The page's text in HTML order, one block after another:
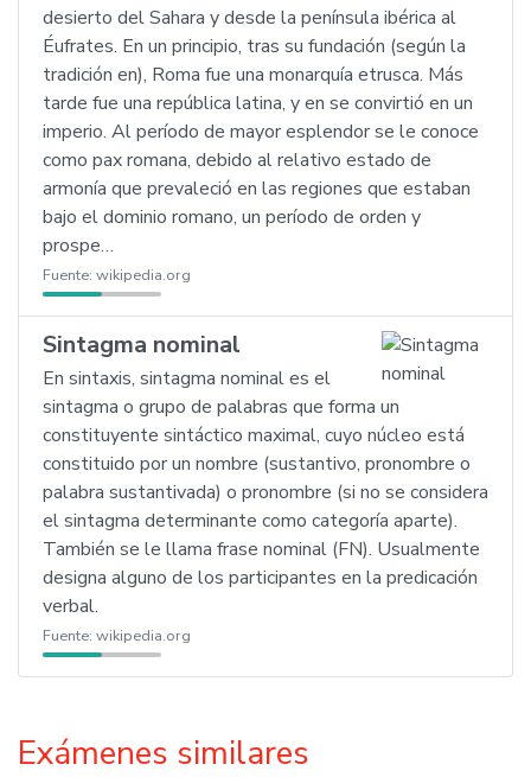
desierto del Sahara y desde la península ibérica al
Éufrates. En un principio, tras su fundación (según la
tradición en), Roma fue una monarquía etrusca. Más
tarde fue una república latina, y en se convirtió en un
imperio. Al período de mayor esplendor se le conoce
como pax romana, debido al relativo estado de
armonía que prevaleció en las regiones que estaban
bajo el dominio romano, un período de orden y
prospe…
Fuente: wikipedia.org
Sintagma nominal
En sintaxis, sintagma nominal es el
sintagma o grupo de palabras que forma un
constituyente sintáctico maximal, cuyo núcleo está
constituido por un nombre (sustantivo, pronombre o
palabra sustantivada) o pronombre (si no se considera
el sintagma determinante como categoría aparte).
También se le llama frase nominal (FN). Usualmente
designa alguno de los participantes en la predicación
verbal.
Fuente: wikipedia.org
Exámenes similares